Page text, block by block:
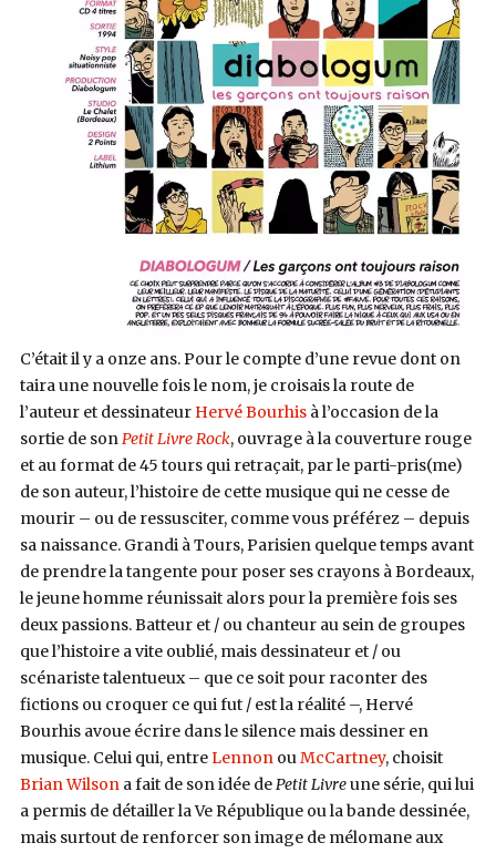
C’était il y a onze ans. Pour le compte d’une revue dont on
taira une nouvelle fois le nom, je croisais la route de
l’auteur et dessinateur Hervé Bourhisà l’occasion de la
sortie de son Petit Livre Rock, ouvrage à la couverture rouge
et au format de 45 tours qui retraçait, par le parti-pris(me)
de son auteur, l’histoire de cette musique qui ne cesse de
mourir – ou de ressusciter, comme vous préférez – depuis
sa naissance. Grandi à Tours, Parisien quelque temps avant
de prendre la tangente pour poser ses crayons à Bordeaux,
le jeune homme réunissait alors pour la première fois ses
deux passions. Batteur et / ou chanteur au sein de groupes
que l’histoire a vite oublié, mais dessinateur et / ou
scénariste talentueux – que ce soit pour raconter des
fictions ou croquer ce qui fut / est la réalité –, Hervé
Bourhis avoue écrire dans le silence mais dessiner en
musique. Celui qui, entreLennon ou McCartney, choisit
Brian Wilson a fait de son idée de Petit Livreune série, qui lui
a permis de détailler la Ve République ou la bande dessinée,
mais surtout de renforcer son image de mélomane aux